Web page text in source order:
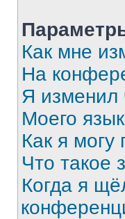
Как мне
На
Я изменил
Моего
Как я
Что такое
Когда я